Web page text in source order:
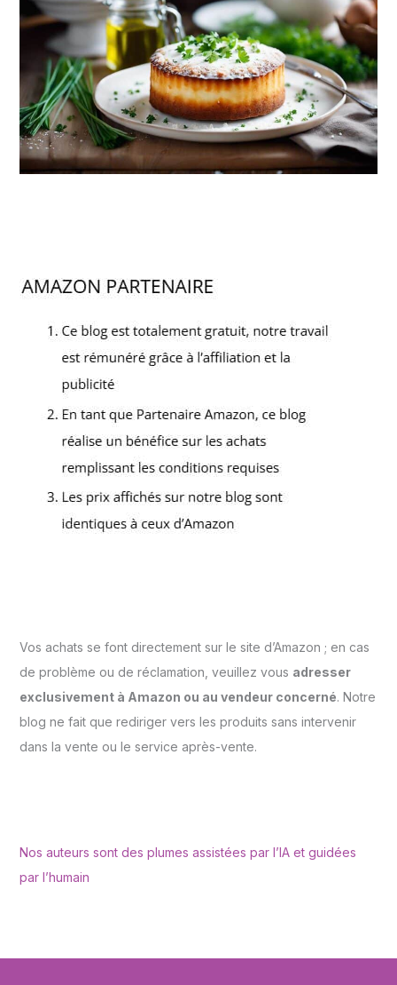
Vos achats se font directement sur le site d’Amazon ; en cas
de problème ou de réclamation, veuillez vous adresser
exclusivement à Amazon ou au vendeur concerné. Notre
blog ne fait que rediriger vers les produits sans intervenir
dans la vente ou le service après-vente.
Nos auteurs sont des plumes assistées par l’IA et guidées
par l’humain